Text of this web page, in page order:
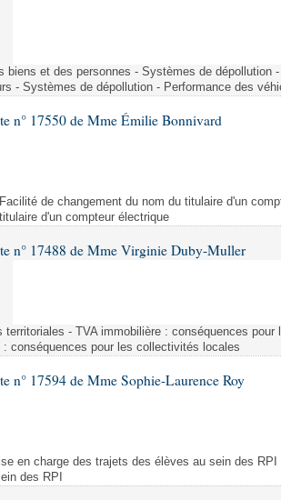
des lois
des lois
sociale
et orales
des débats
biens et des personnes - Systèmes de dépollution
- Systèmes de dépollution - Performance des
n° 17550 de Mme Émilie Bonnivard
de changement du nom du titulaire d'un
d'un compteur électrique
n° 17488 de Mme Virginie Duby-Muller
territoriales - TVA immobilière : conséquences
: conséquences pour les collectivités locales
n° 17594 de Mme Sophie-Laurence Roy
en charge des trajets des élèves au sein des
des RPI